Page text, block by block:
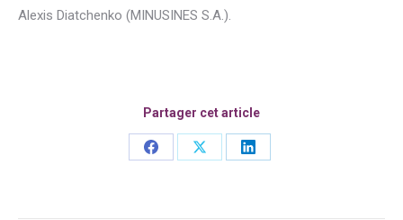
Alexis Diatchenko (MINUSINES S.A.).
Partager cet article
Share
Share
Share